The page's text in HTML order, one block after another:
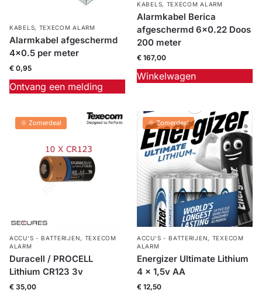
KABELS, TEXECOM ALARM
Alarmkabel afgeschermd
4×0.5 per meter
€ 0,95
Ontvang een melding
KABELS, TEXECOM ALARM
Alarmkabel Berica
afgeschermd 6×0.22 Doos
200 meter
€ 167,00
Winkelwagen
🌞 Zomerdeal
ACCU'S - BATTERIJEN, TEXECOM
ALARM
Duracell / PROCELL
Lithium CR123 3v
€ 35,00
🌞 Zomerdeal
ACCU'S - BATTERIJEN, TEXECOM
ALARM
Energizer Ultimate Lithium
4 x 1,5v AA
€ 12,50